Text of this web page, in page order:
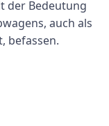
der Bedeutung
auch als
befassen.